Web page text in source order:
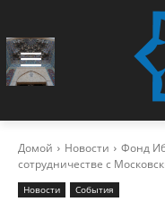
Домой Новости
Фонд
сотрудничестве с
Новости События